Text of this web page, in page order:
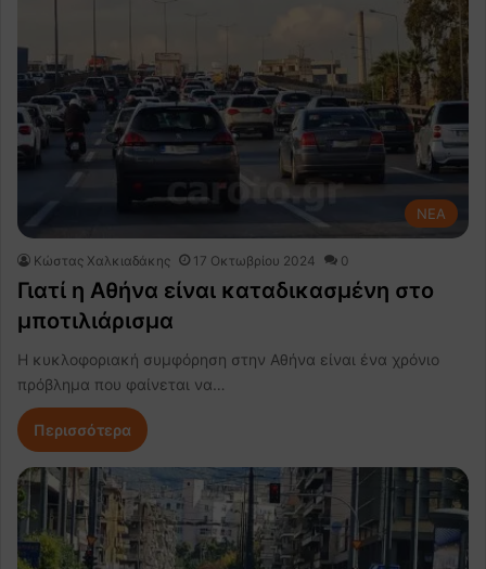
NEA
Κώστας Χαλκιαδάκης 17 Οκτωβρίου 2024 0
Γιατί η Αθήνα είναι καταδικασμένη στο
μποτιλιάρισμα
Η κυκλοφοριακή συμφόρηση στην Αθήνα είναι ένα χρόνιο
πρόβλημα που φαίνεται να…
Περισσότερα